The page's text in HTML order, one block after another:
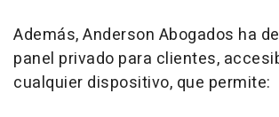
Además, Anderson Abogados ha
panel privado para clientes,
cualquier dispositivo, que permite: